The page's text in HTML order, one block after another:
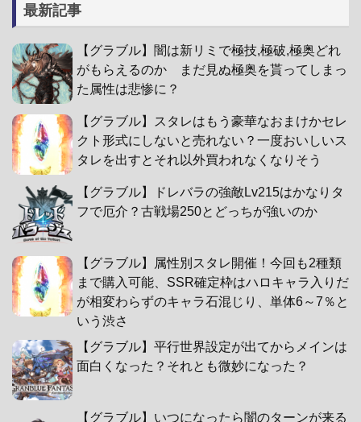
最新記事
【グラブル】闇は新リミで極技,極破,極奥どれ
がもらえるのか まだ見ぬ極奥を貰ってしまっ
た属性は悲惨に？
【グラブル】スタレはもう豪華なおまけかセレ
クト形式にしないと売れない？一度おいしいス
タレを出すとそれ以外買われなくなりそう
【グラブル】ドレバラの強敵Lv215はかなりタ
フで厄介？古戦場250とどっちが強いのか
【グラブル】属性別スタレ開催！今回も2種類
まで購入可能、SSR確定枠はハロキャラ入りだ
が相変わらずのキャラ石混じり、単体6～7％と
いう渋さ
【グラブル】平行世界設定が出てからメインは
面白くなった？それとも微妙になった？
【グラブル】いつになったら闇のターンが来る